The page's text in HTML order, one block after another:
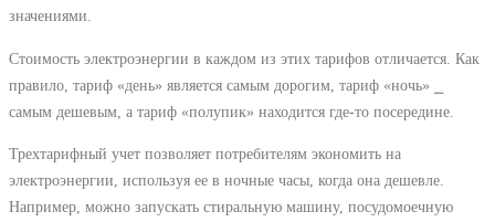
значениями.
Стоимость электроэнергии в каждом из этих тарифов отличается. Как
правило, тариф «день» является самым дорогим, тариф «ночь» ⎯
самым дешевым, а тариф «полупик» находится где-то посередине.
Трехтарифный учет позволяет потребителям экономить на
электроэнергии, используя ее в ночные часы, когда она дешевле.
Например, можно запускать стиральную машину, посудомоечную